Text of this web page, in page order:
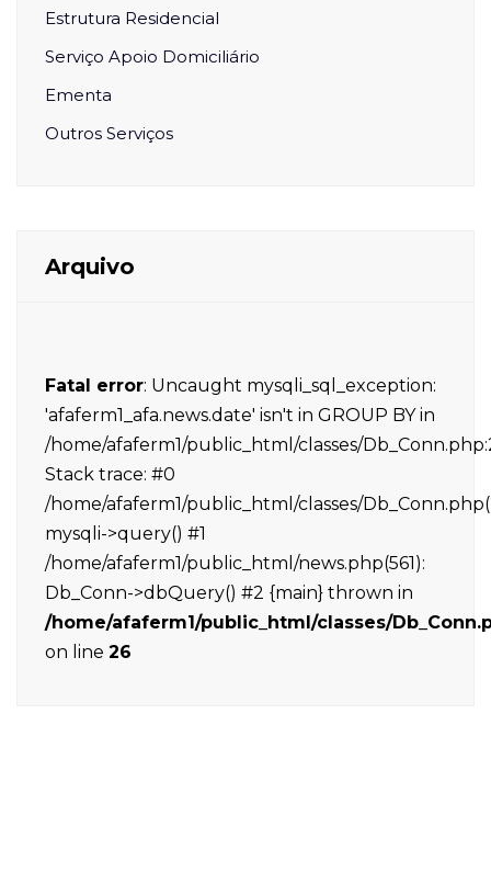
Estrutura Residencial
Serviço Apoio Domiciliário
Ementa
Outros Serviços
Arquivo
Fatal error: Uncaught mysqli_sql_exception:
'afaferm1_afa.news.date' isn't in GROUP BY in
/home/afaferm1/public_html/classes/
Stack trace: #0
/home/afaferm1/public_html/classes/
mysqli->query() #1
/home/afaferm1/public_html/news.php(561):
Db_Conn->dbQuery() #2 {main} thrown in
/home/afaferm1/public_html/classes/
on line 26